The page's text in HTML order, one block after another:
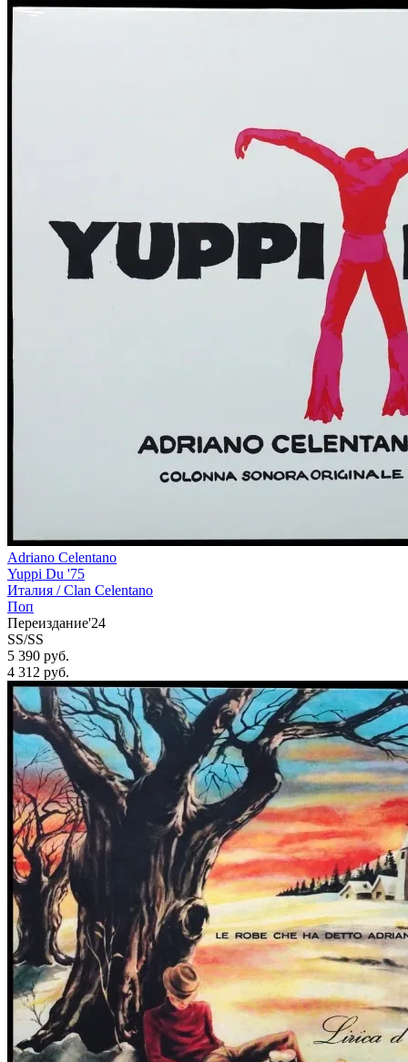
Adriano Celentano
Yuppi Du '75
Италия /Clan Celentano
Поп
Переиздание'24
SS/SS
5 390 руб.
4 312 руб.